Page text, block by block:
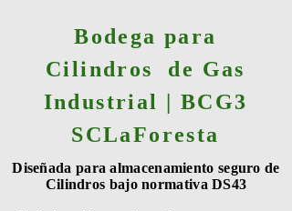
Bodega para
Cilindros de Gas
Industrial | BCG3
SCLaForesta
Diseñada para almacenamiento seguro de
Cilindros bajo normativa DS43